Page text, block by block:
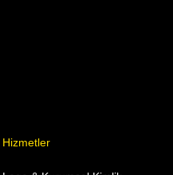
Hizmetler